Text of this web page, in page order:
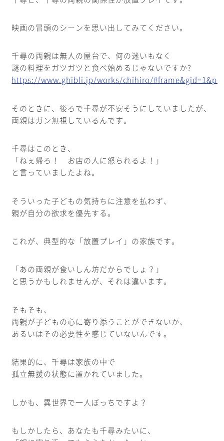
映画の冒頭のシーンを思い出してみてください。
千尋の両親は無人の屋台で、何の迷いもなく
謎の料理をガツガツと食べ始めるじゃないですか?
https://www.ghibli.jp/works/chihiro/
そのときに、後ろで千尋が不安そうにしていましたが、
両親はガン無視しているんです。
千尋はこのとき、
「ねぇ帰ろ！ お店の人に怒られるよ！」
と言っていましたよね。
そういった子どもの気持ちに注意を払わず、
親が自分の欲求を優先する。
これが、典型的な「放置プレイ」の家族です。
「あの両親が食いしん坊だからでしょ？」
と思うかもしれませんが、それは違います。
そもそも、
両親が子どもの心に寄り添うことができないか、
あるいはその必要性を感じていないんです。
結果的に、千尋は家族の中で
孤立無援の状態に置かれていました。
しかも、異世界で一人ぼっちですよ？
もしかしたら、あなたも千尋みたいに、